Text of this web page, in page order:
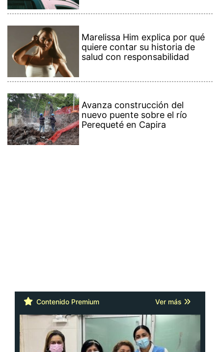
Marelissa Him explica por qué
quiere contar su historia de
salud con responsabilidad
Avanza construcción del
nuevo puente sobre el río
Perequeté en Capira
Contenido Premium Ver más